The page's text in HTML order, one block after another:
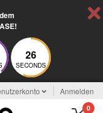
25
SECONDS
Anmelden
0